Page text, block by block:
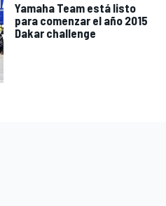
Yamaha Team está listo
para comenzar el año 2015
Dakar challenge